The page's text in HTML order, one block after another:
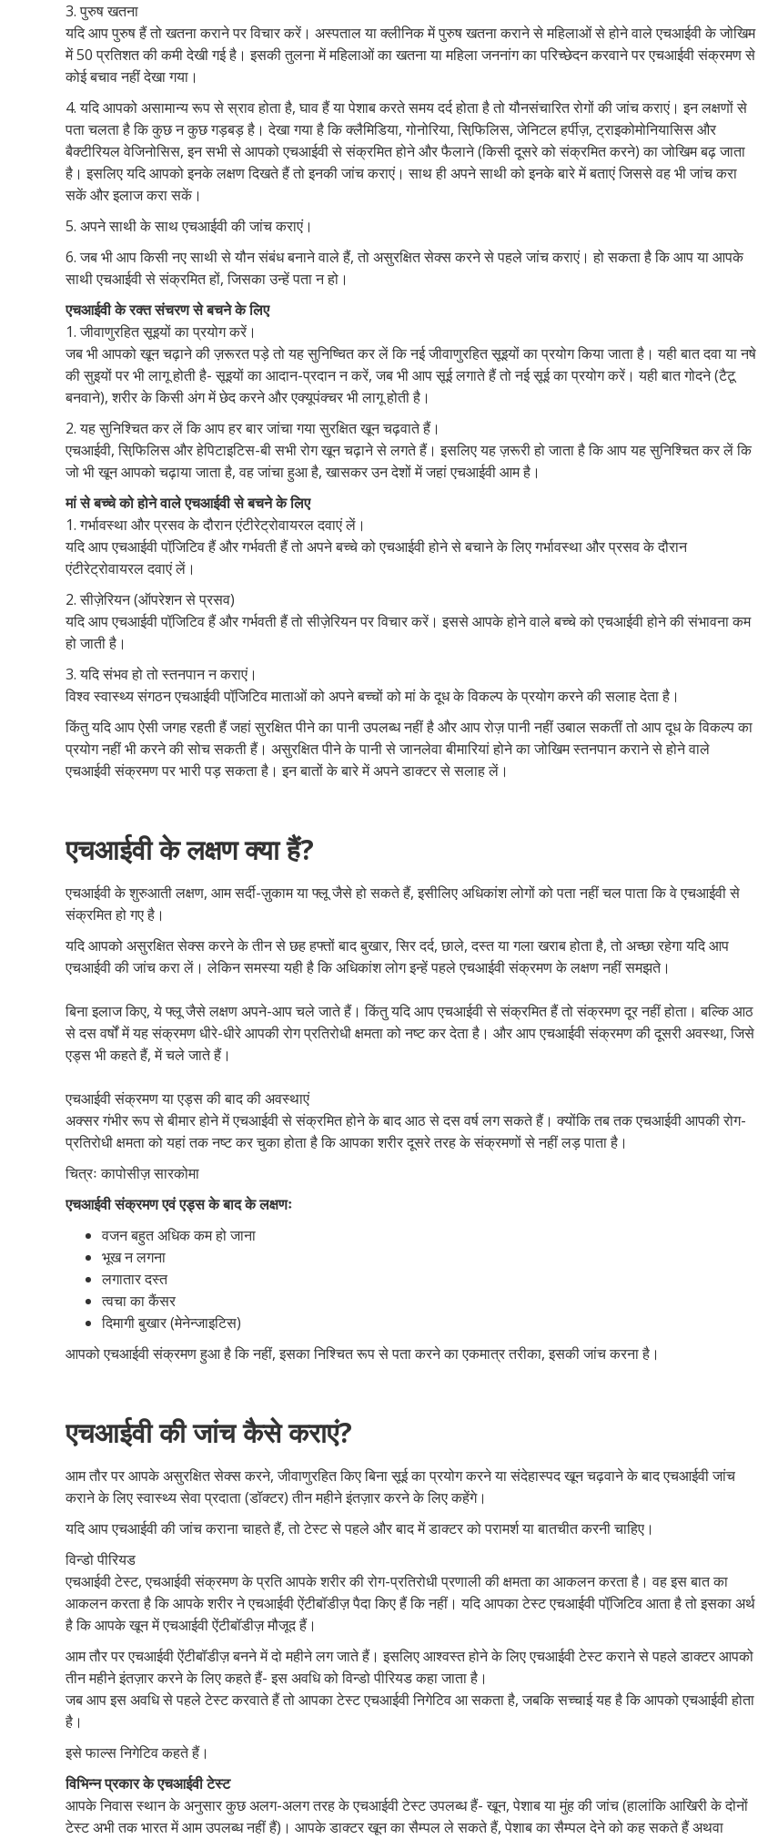
3. पुरुष खतना
यदि आप पुरुष हैं तो खतना कराने पर विचार करें। अस्पताल या क्लीनिक में पुरुष खतना कराने से महिलाओं से होने वाले एचआईवी के जोखिम
में 50 प्रतिशत की कमी देखी गई है। इसकी तुलना में महिलाओं का खतना या महिला जननांग का परिच्छेदन करवाने पर एचआईवी संक्रमण से
कोई बचाव नहीं देखा गया।
4. यदि आपको असामान्य रूप से स्राव होता है, घाव हैं या पेशाब करते समय दर्द होता है तो यौनसंचारित रोगों की जांच कराएं। इन लक्षणों से
पता चलता है कि कुछ न कुछ गड़बड़ है। देखा गया है कि क्लैमिडिया, गोनोरिया, सिफि़लिस, जेनिटल हर्पीज़, ट्राइकोमोनियासिस और
बैक्टीरियल वेजिनोसिस, इन सभी से आपको एचआईवी से संक्रमित होने और फैलाने (किसी दूसरे को संक्रमित करने) का जोखिम बढ़ जाता
है। इसलिए यदि आपको इनके लक्षण दिखते हैं तो इनकी जांच कराएं। साथ ही अपने साथी को इनके बारे में बताएं जिससे वह भी जांच करा
सकें और इलाज करा सकें।
5. अपने साथी के साथ एचआईवी की जांच कराएं।
6. जब भी आप किसी नए साथी से यौन संबंध बनाने वाले हैं, तो असुरक्षित सेक्स करने से पहले जांच कराएं। हो सकता है कि आप या आपके
साथी एचआईवी से संक्रमित हों, जिसका उन्हें पता न हो।
एचआईवी के रक्त संचरण से बचने के लिए
1. जीवाणुरहित सूइयों का प्रयोग करें।
जब भी आपको खून चढ़ाने की ज़रूरत पड़े तो यह सुनिष्चित कर लें कि नई जीवाणुरहित सूइयों का प्रयोग किया जाता है। यही बात दवा या नषे
की सुइयों पर भी लागू होती है- सूइयों का आदान-प्रदान न करें, जब भी आप सूई लगाते हैं तो नई सूई का प्रयोग करें। यही बात गोदने (टैटू
बनवाने), शरीर के किसी अंग में छेद करने और एक्यूपंक्चर भी लागू होती है।
2. यह सुनिश्चित कर लें कि आप हर बार जांचा गया सुरक्षित खून चढ़वाते हैं।
एचआईवी, सिफि़लिस और हेपिटाइटिस-बी सभी रोग खून चढ़ाने से लगते हैं। इसलिए यह ज़रूरी हो जाता है कि आप यह सुनिश्चित कर लें कि
जो भी खून आपको चढ़ाया जाता है, वह जांचा हुआ है, खासकर उन देशों में जहां एचआईवी आम है।
मां से बच्चे को होने वाले एचआईवी से बचने के लिए
1. गर्भावस्था और प्रसव के दौरान एंटीरेट्रोवायरल दवाएं लें।
यदि आप एचआईवी पॉजि़टिव हैं और गर्भवती हैं तो अपने बच्चे को एचआईवी होने से बचाने के लिए गर्भावस्था और प्रसव के दौरान
एंटीरेट्रोवायरल दवाएं लें।
2. सीज़ेरियन (ऑपरेशन से प्रसव)
यदि आप एचआईवी पॉजि़टिव हैं और गर्भवती हैं तो सीज़ेरियन पर विचार करें। इससे आपके होने वाले बच्चे को एचआईवी होने की संभावना कम
हो जाती है।
3. यदि संभव हो तो स्तनपान न कराएं।
विश्व स्वास्थ्य संगठन एचआईवी पॉजि़टिव माताओं को अपने बच्चों को मां के दूध के विकल्प के प्रयोग करने की सलाह देता है।
किंतु यदि आप ऐसी जगह रहती हैं जहां सुरक्षित पीने का पानी उपलब्ध नहीं है और आप रोज़ पानी नहीं उबाल सकतीं तो आप दूध के विकल्प का
प्रयोग नहीं भी करने की सोच सकती हैं। असुरक्षित पीने के पानी से जानलेवा बीमारियां होने का जोखिम स्तनपान कराने से होने वाले
एचआईवी संक्रमण पर भारी पड़ सकता है। इन बातों के बारे में अपने डाक्टर से सलाह लें।
एचआईवी के लक्षण क्या हैं?
एचआईवी के शुरुआती लक्षण, आम सर्दी-ज़ुकाम या फ्लू जैसे हो सकते हैं, इसीलिए अधिकांश लोगों को पता नहीं चल पाता कि वे एचआईवी से
संक्रमित हो गए है।
यदि आपको असुरक्षित सेक्स करने के तीन से छह हफ्तों बाद बुखार, सिर दर्द, छाले, दस्त या गला खराब होता है, तो अच्छा रहेगा यदि आप
एचआईवी की जांच करा लें। लेकिन समस्या यही है कि अधिकांश लोग इन्हें पहले एचआईवी संक्रमण के लक्षण नहीं समझते।
बिना इलाज किए, ये फ्लू जैसे लक्षण अपने-आप चले जाते हैं। किंतु यदि आप एचआईवी से संक्रमित हैं तो संक्रमण दूर नहीं होता। बल्कि आठ
से दस वर्षों में यह संक्रमण धीरे-धीरे आपकी रोग प्रतिरोधी क्षमता को नष्ट कर देता है। और आप एचआईवी संक्रमण की दूसरी अवस्था, जिसे
एड्स भी कहते हैं, में चले जाते हैं।
एचआईवी संक्रमण या एड्स की बाद की अवस्थाएं
अक्सर गंभीर रूप से बीमार होने में एचआईवी से संक्रमित होने के बाद आठ से दस वर्ष लग सकते हैं। क्योंकि तब तक एचआईवी आपकी रोग-
प्रतिरोधी क्षमता को यहां तक नष्ट कर चुका होता है कि आपका शरीर दूसरे तरह के संक्रमणों से नहीं लड़ पाता है।
चित्रः कापोसीज़ सारकोमा
एचआईवी संक्रमण एवं एड्स के बाद के लक्षणः
वजन बहुत अधिक कम हो जाना
भूख न लगना
लगातार दस्त
त्वचा का कैंसर
दिमागी बुखार (मेनेन्जाइटिस)
आपको एचआईवी संक्रमण हुआ है कि नहीं, इसका निश्चित रूप से पता करने का एकमात्र तरीका, इसकी जांच करना है।
एचआईवी की जांच कैसे कराएं?
आम तौर पर आपके असुरक्षित सेक्स करने, जीवाणुरहित किए बिना सूई का प्रयोग करने या संदेहास्पद खून चढ़वाने के बाद एचआईवी जांच
कराने के लिए स्वास्थ्य सेवा प्रदाता (डॉक्टर) तीन महीने इंतज़ार करने के लिए कहेंगे।
यदि आप एचआईवी की जांच कराना चाहते हैं, तो टेस्ट से पहले और बाद में डाक्टर को परामर्श या बातचीत करनी चाहिए।
विन्डो पीरियड
एचआईवी टेस्ट, एचआईवी संक्रमण के प्रति आपके शरीर की रोग-प्रतिरोधी प्रणाली की क्षमता का आकलन करता है। वह इस बात का
आकलन करता है कि आपके शरीर ने एचआईवी ऐंटीबॉडीज़ पैदा किए हैं कि नहीं। यदि आपका टेस्ट एचआईवी पॉजि़टिव आता है तो इसका अर्थ
है कि आपके खून में एचआईवी ऐंटीबॉडीज़ मौजूद हैं।
आम तौर पर एचआईवी ऐंटीबॉडीज़ बनने में दो महीने लग जाते हैं। इसलिए आश्वस्त होने के लिए एचआईवी टेस्ट कराने से पहले डाक्टर आपको
तीन महीने इंतज़ार करने के लिए कहते हैं- इस अवधि को विन्डो पीरियड कहा जाता है।
जब आप इस अवधि से पहले टेस्ट करवाते हैं तो आपका टेस्ट एचआईवी निगेटिव आ सकता है, जबकि सच्चाई यह है कि आपको एचआईवी होता
है।
इसे फाल्स निगेटिव कहते हैं।
विभिन्न प्रकार के एचआईवी टेस्ट
आपके निवास स्थान के अनुसार कुछ अलग-अलग तरह के एचआईवी टेस्ट उपलब्ध हैं- खून, पेशाब या मुंह की जांच (हालांकि आखिरी के दोनों
टेस्ट अभी तक भारत में आम उपलब्ध नहीं हैं)। आपके डाक्टर खून का सैम्पल ले सकते हैं, पेशाब का सैम्पल देने को कह सकते हैं अथवा